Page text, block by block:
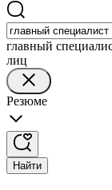
главный
лиц
Резюме
Найти